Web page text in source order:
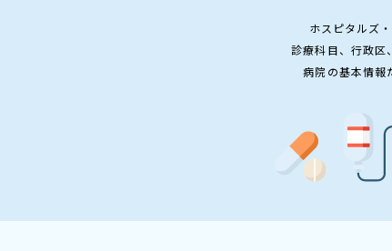
ホスピタルズ
診療科目、行政区
病院の基本情報